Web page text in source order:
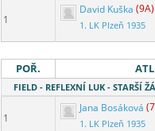
1
David Kuška
1. LK Plzeň 1935
POŘ.
FIELD - REFLEXNÍ LUK - STARŠÍ
1
Jana Bosáková
1. LK Plzeň 1935